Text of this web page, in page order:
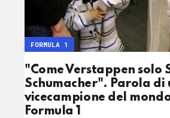
"Come Verstappen solo
Schumacher". Parola di
vicecampione del
Formula 1
FORMULA 1